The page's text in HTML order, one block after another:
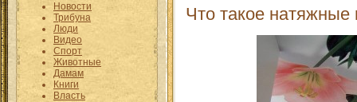
Новости
Трибуна
Люди
Видео
Спорт
Животные
Дамам
Книги
Власть
Что такое натяжные